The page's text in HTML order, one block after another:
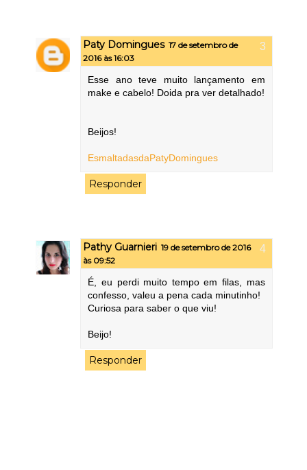
Paty Domingues 17 de setembro de
2016 às 16:03
Esse ano teve muito lançamento em
make e cabelo! Doida pra ver detalhado!
Beijos!
EsmaltadasdaPatyDomingues
Responder
Pathy Guarnieri 19 de setembro de 2016
às 09:52
É, eu perdi muito tempo em filas, mas
confesso, valeu a pena cada minutinho!
Curiosa para saber o que viu!
Beijo!
Responder